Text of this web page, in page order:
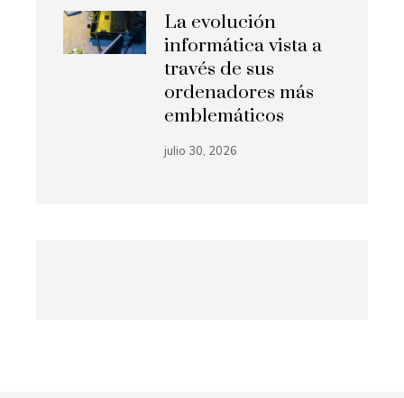
La evolución
informática vista a
través de sus
ordenadores más
emblemáticos
julio 30, 2026